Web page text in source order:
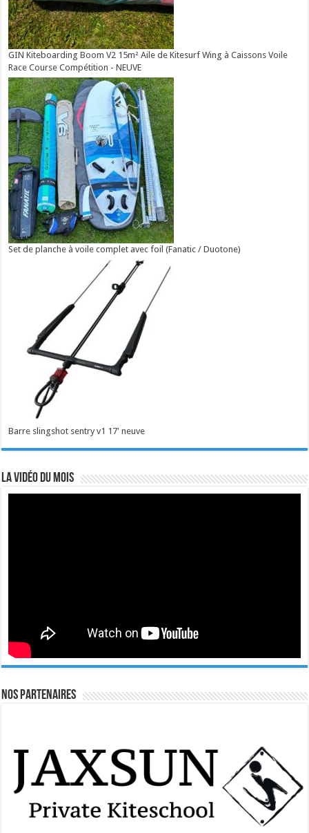
GIN Kiteboarding Boom V2 15m² Aile de Kitesurf Wing à Caissons Voile
Race Course Compétition - NEUVE
Set de planche à voile complet avec foil (Fanatic / Duotone)
Barre slingshot sentry v1 17' neuve
La vidéo du mois
Nos Partenaires